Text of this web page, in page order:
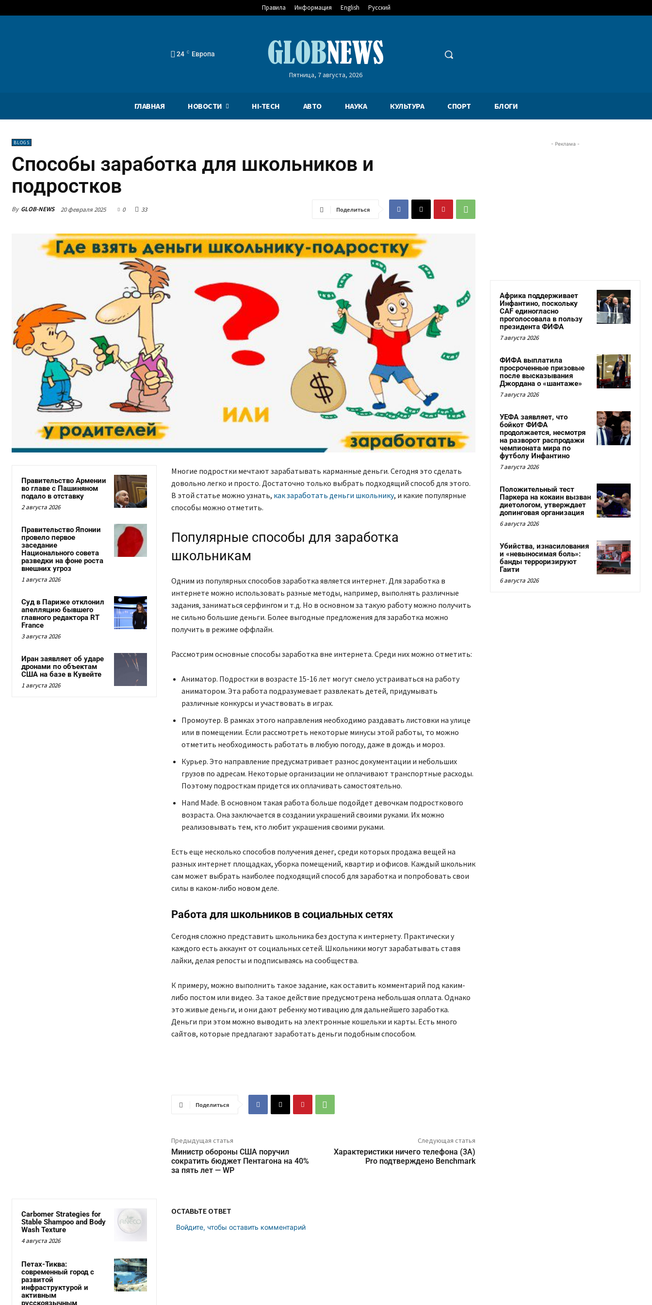
Правила Информация English Русский
24 C Европа
Пятница, 7 августа, 2026
ГЛАВНАЯ НОВОСТИ HI-TECH АВТО НАУКА КУЛЬТУРА СПОРТ БЛОГИ
BLOGS
Способы заработка для школьников и
подростков
By GLOB-NEWS 20 февраля 2025 0 33 Поделиться
Правительство Армении
во главе с Пашиняном
подало в отставку
2 августа 2026
Правительство Японии
провело первое
заседание
Национального совета
разведки на фоне роста
внешних угроз
1 августа 2026
Суд в Париже отклонил
апелляцию бывшего
главного редактора RT
France
3 августа 2026
Иран заявляет об ударе
дронами по объектам
США на базе в Кувейте
1 августа 2026
Многие подростки мечтают зарабатывать карманные деньги. Сегодня это сделать
довольно легко и просто. Достаточно только выбрать подходящий способ для этого.
В этой статье можно узнать, как заработать деньги школьнику, и какие популярные
способы можно отметить.
Популярные способы для заработка
школьникам
Одним из популярных способов заработка является интернет. Для заработка в
интернете можно использовать разные методы, например, выполнять различные
задания, заниматься серфингом и т.д. Но в основном за такую работу можно получить
не сильно большие деньги. Более выгодные предложения для заработка можно
получить в режиме оффлайн.
Рассмотрим основные способы заработка вне интернета. Среди них можно отметить:
Аниматор. Подростки в возрасте 15-16 лет могут смело устраиваться на работу
аниматором. Эта работа подразумевает развлекать детей, придумывать
различные конкурсы и участвовать в играх.
Промоутер. В рамках этого направления необходимо раздавать листовки на улице
или в помещении. Если рассмотреть некоторые минусы этой работы, то можно
отметить необходимость работать в любую погоду, даже в дождь и мороз.
Курьер. Это направление предусматривает разнос документации и небольших
грузов по адресам. Некоторые организации не оплачивают транспортные расходы.
Поэтому подросткам придется их оплачивать самостоятельно.
Hand Made. В основном такая работа больше подойдет девочкам подросткового
возраста. Она заключается в создании украшений своими руками. Их можно
реализовывать тем, кто любит украшения своими руками.
Есть еще несколько способов получения денег, среди которых продажа вещей на
разных интернет площадках, уборка помещений, квартир и офисов. Каждый школьник
сам может выбрать наиболее подходящий способ для заработка и попробовать свои
силы в каком-либо новом деле.
Работа для школьников в социальных сетях
Сегодня сложно представить школьника без доступа к интернету. Практически у
каждого есть аккаунт от социальных сетей. Школьники могут зарабатывать ставя
лайки, делая репосты и подписываясь на сообщества.
К примеру, можно выполнить такое задание, как оставить комментарий под каким-
либо постом или видео. За такое действие предусмотрена небольшая оплата. Однако
это живые деньги, и они дают ребенку мотивацию для дальнейшего заработка.
Деньги при этом можно выводить на электронные кошельки и карты. Есть много
сайтов, которые предлагают заработать деньги подобным способом.
Поделиться
Предыдущая статья
Министр обороны США поручил
сократить бюджет Пентагона на 40%
за пять лет — WP
Следующая статья
Характеристики ничего телефона (3A)
Pro подтверждено Benchmark
Carbomer Strategies for
Stable Shampoo and Body
Wash Texture
4 августа 2026
Петах-Тиква:
современный город с
развитой
инфраструктурой и
активным
русскоязычным
ОСТАВЬТЕ ОТВЕТ
Войдите, чтобы оставить комментарий
- Реклама -
Африка поддерживает
Инфантино, поскольку
CAF единогласно
проголосовала в пользу
президента ФИФА
7 августа 2026
ФИФА выплатила
просроченные призовые
после высказывания
Джордана о «шантаже»
7 августа 2026
УЕФА заявляет, что
бойкот ФИФА
продолжается, несмотря
на разворот распродажи
чемпионата мира по
футболу Инфантино
7 августа 2026
Положительный тест
Паркера на кокаин вызван
диетологом, утверждает
допинговая организация
6 августа 2026
Убийства, изнасилования
и «невыносимая боль»:
банды терроризируют
Гаити
6 августа 2026